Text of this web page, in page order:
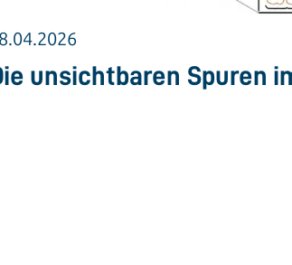
unsichtbaren Spuren